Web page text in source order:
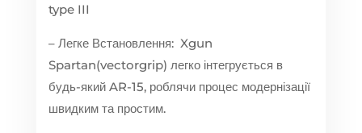
type III
– Легке Встановлення: Xgun
Spartan(vectorgrip) легко інтегрується в
будь-який AR-15, роблячи процес модернізації
швидким та простим.